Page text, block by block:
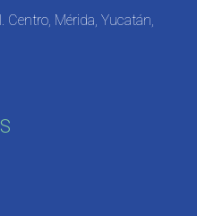
Mérida, Yucatán,